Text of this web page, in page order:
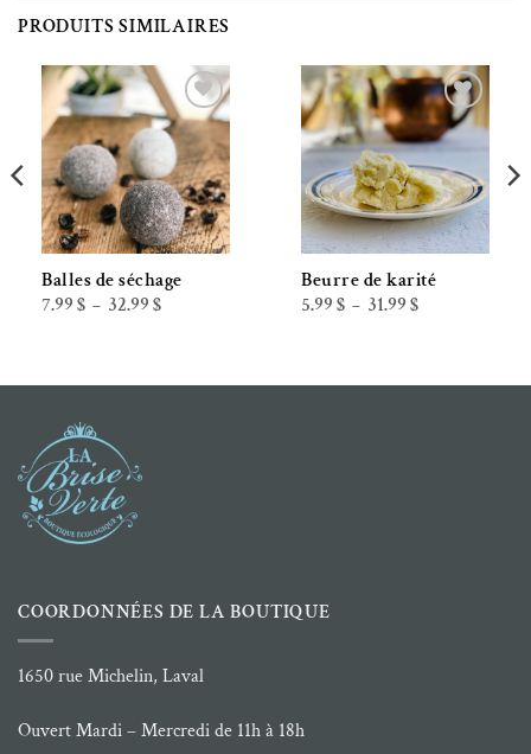
PRODUITS SIMILAIRES
Ajouter à la liste de souhaits
Balles de séchage
7.99 $ – 32.99 $Plage
Ajouter à la liste de souhaits
Beurre de karité
5.99 $ – 31.99 $Plage
COORDONNÉES DE LA BOUTIQUE
1650 rue Michelin, Laval
Ouvert Mardi – Mercredi de 11h à 18h